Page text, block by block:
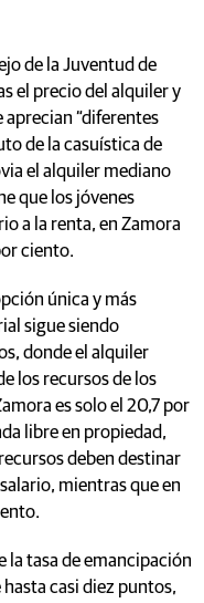
de la Juventud de
el precio del alquiler y
aprecian “diferentes
de la casuística de
el alquiler mediano
que los jóvenes
a la renta, en Zamora
ciento.
única y más
sigue siendo
donde el alquiler
los recursos de los
es solo el 20,7 por
libre en propiedad,
deben destinar
mientras que en
la tasa de emancipación
casi diez puntos,